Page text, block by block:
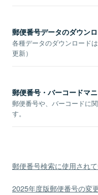
郵便番号データのダウン
各種データのダウンロード
更新）
郵便番号・バーコードマ
郵便番号や、バーコードに
す。
郵便番号検索に使用され
2025年度版郵便番号の変